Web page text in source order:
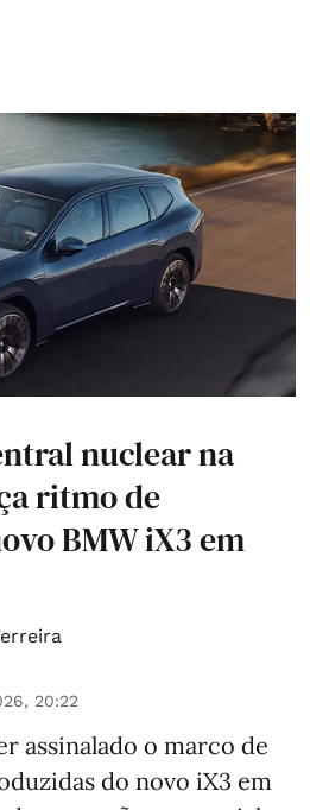
nuclear na
ritmo de
BMW iX3 em
20:22
assinalado o marco de
do novo iX3 em